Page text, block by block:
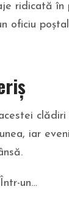
ridicată
oficiu
iar
un…